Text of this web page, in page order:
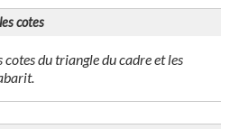
cotes
du triangle du cadre et les